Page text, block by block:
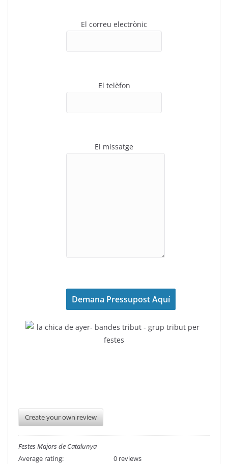
El correu electrònic
El telèfon
El missatge
Create your own review
Festes Majors de Catalunya
Average rating:
0 reviews